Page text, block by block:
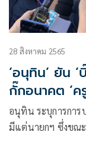
28 สิงหาคม 2565
‘อนุทิน’ ยัน
กั๊กอนาคต ‘ค
อนุทิน ระบุการกา
มีแต่นายกฯ ซึ่งขณ